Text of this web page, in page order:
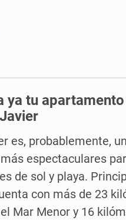
ya tu
es, probablemente,
espectaculares
de sol y playa.
con más de 23
Mar Menor y 16